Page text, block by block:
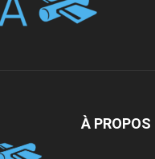
À PROPOS